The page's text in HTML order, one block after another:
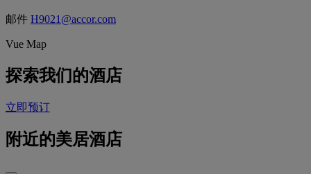
邮件 H9021@accor.com
Vue Map
探索我们的酒店
立即预订
附近的美居酒店